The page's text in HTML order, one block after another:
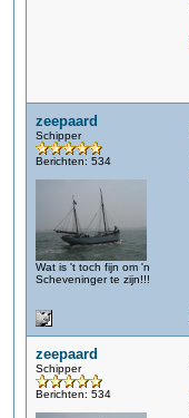
zeepaard
Schipper
Berichten: 534
Wat is 't toch fijn om 'n
Scheveninger te zijn!!!
zeepaard
Schipper
Berichten: 534